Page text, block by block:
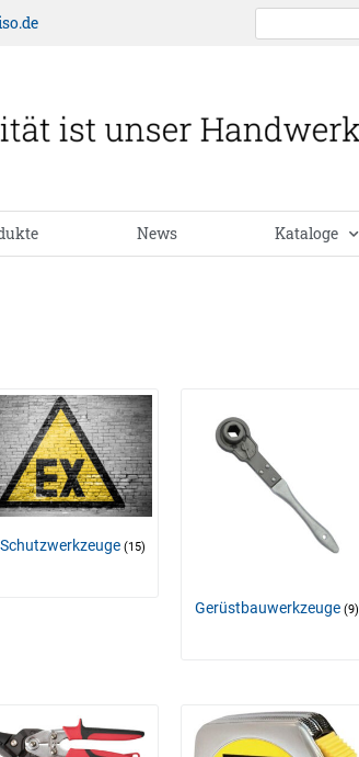
News Kataloge
(15)
Gerüstbauwerkzeuge(9)